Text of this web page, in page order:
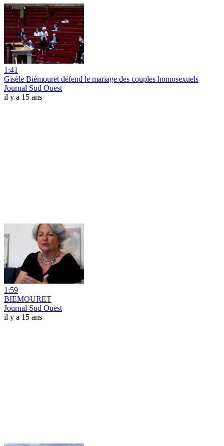
1:41
Gisèle Biémouret défend le mariage des couples homosexuels
Journal Sud Ouest
il y a 15 ans
1:59
BIEMOURET
Journal Sud Ouest
il y a 15 ans